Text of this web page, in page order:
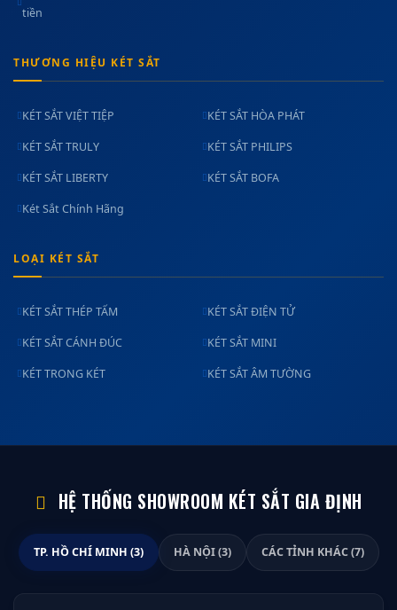
tiền
THƯƠNG HIỆU KÉT SẮT
KÉT SẮT VIỆT TIỆP KÉT SẮT HÒA PHÁT
KÉT SẮT TRULY KÉT SẮT PHILIPS
KÉT SẮT LIBERTY KÉT SẮT BOFA
Két Sắt Chính Hãng
LOẠI KÉT SẮT
KÉT SẮT THÉP TẤM KÉT SẮT ĐIỆN TỬ
KÉT SẮT CÁNH ĐÚC KÉT SẮT MINI
KÉT TRONG KÉT KÉT SẮT ÂM TƯỜNG
HỆ THỐNG SHOWROOM KÉT SẮT GIA ĐỊNH
TP. HỒ CHÍ MINH (3) HÀ NỘI (3) CÁC TỈNH KHÁC (7)